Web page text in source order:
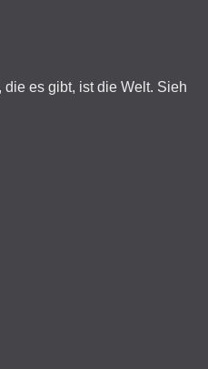
es gibt, ist die Welt. Sieh